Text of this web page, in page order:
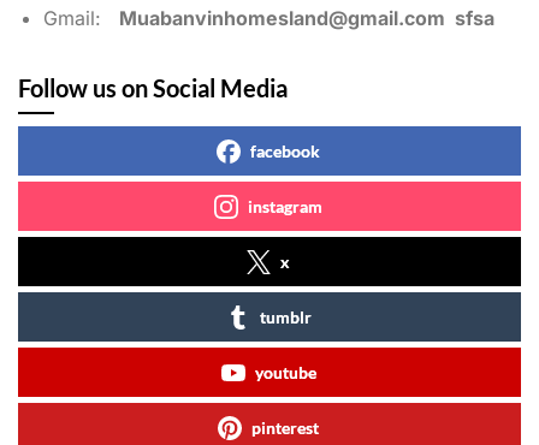
Gmail: Muabanvinhomesland@gmail.com sfsa
Follow us on Social Media
facebook
instagram
x
tumblr
youtube
pinterest